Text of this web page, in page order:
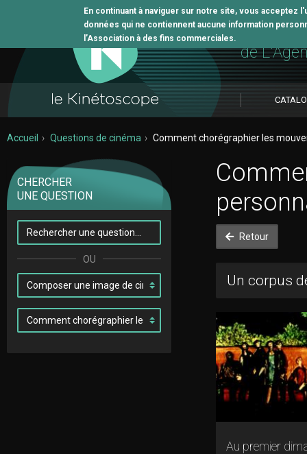
En continuant à naviguer sur notre site, vous
données qui ne contiennent aucune information
l’Association à des fins commerciales. L'outil
de
Accueil Questions de cinéma Comment chorégraphier les
CHERCHER
UNE QUESTION
Retour
Un corpus
Au premier